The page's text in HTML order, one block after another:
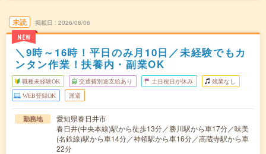
未読
NEW
掲載日 2026/08/06
＼9時～16時！平日のみ月10日／未経験でもカ
ンタン作業！扶養内・副業OK
職種未経験OK 交通費別途支給あり 土日祝日が休み 残業なし
WEB登録OK 派遣
勤務地
愛知県春日井市
春日井(中央本線)駅から徒歩13分／勝川駅から車17分／味美
(名鉄線)駅から車14分／神領駅から車16分／高蔵寺駅から車
22分